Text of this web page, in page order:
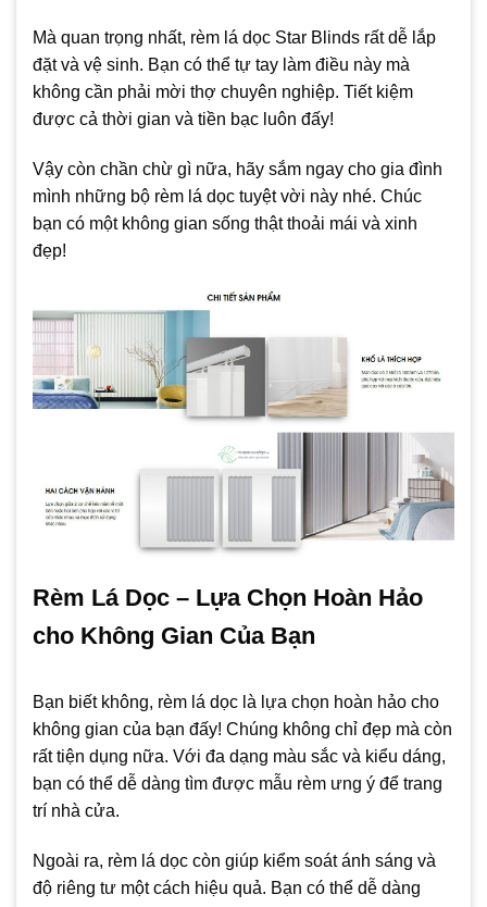
Mà quan trọng nhất, rèm lá dọc Star Blinds rất dễ lắp
đặt và vệ sinh. Bạn có thể tự tay làm điều này mà
không cần phải mời thợ chuyên nghiệp. Tiết kiệm
được cả thời gian và tiền bạc luôn đấy!
Vậy còn chần chừ gì nữa, hãy sắm ngay cho gia đình
mình những bộ rèm lá dọc tuyệt vời này nhé. Chúc
bạn có một không gian sống thật thoải mái và xinh
đẹp!
Rèm Lá Dọc – Lựa Chọn Hoàn Hảo
cho Không Gian Của Bạn
Bạn biết không, rèm lá dọc là lựa chọn hoàn hảo cho
không gian của bạn đấy! Chúng không chỉ đẹp mà còn
rất tiện dụng nữa. Với đa dạng màu sắc và kiểu dáng,
bạn có thể dễ dàng tìm được mẫu rèm ưng ý để trang
trí nhà cửa.
Ngoài ra, rèm lá dọc còn giúp kiểm soát ánh sáng và
độ riêng tư một cách hiệu quả. Bạn có thể dễ dàng